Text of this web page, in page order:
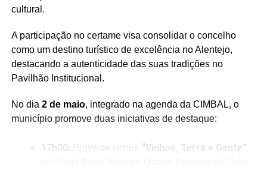
cultural.
A participação no certame visa consolidar o concelho
como um destino turístico de excelência no Alentejo,
destacando a autenticidade das suas tradições no
Pavilhão Institucional.
No dia 2 de maio, integrado na agenda da CIMBAL, o
município promove duas iniciativas de destaque:
17h00: Prova de vinhos “Vinhos, Terra e Gente”